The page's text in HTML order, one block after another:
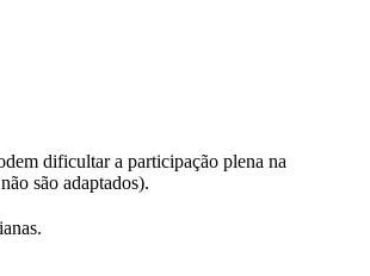
dificultar a participação plena na
são adaptados).